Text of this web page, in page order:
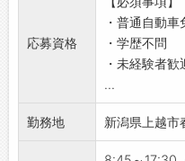
気軽に話せ
酒を飲みに
になります。
研修制度も
格試験前は会
楽しく、不安
2）あんしん
3）ワクワク
車体験
4）HAPPY：
動体験
■試乗車貸出
・長期連休で
・先輩スタ
休憩時間も
やすいです♪
・所属長を含
で、少しずつ
ことができ
らアフター
なご提案
・一般乗用
バス等）や
で、様々な分
います◎
※バスの空調
応募資格
・普通自動車
・学歴不問
・未経験者歓
...
勤務地 新潟県上越市